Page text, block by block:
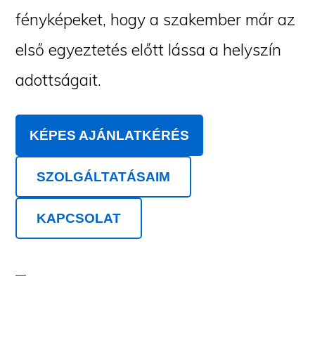
fényképeket, hogy a szakember már az
első egyeztetés előtt lássa a helyszín
adottságait.
KÉPES AJÁNLATKÉRÉS
SZOLGÁLTATÁSAIM
KAPCSOLAT